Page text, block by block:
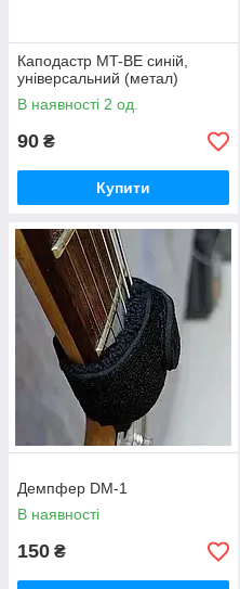
Каподастр MT-BE синій,
універсальний (метал)
В наявності 2 од.
90 ₴
Купити
Демпфер DM-1
В наявності
150 ₴